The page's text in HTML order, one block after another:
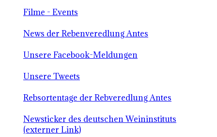
Filme - Events
News der Rebenveredlung Antes
Unsere Facebook-Meldungen
Unsere Tweets
Rebsortentage der Rebveredlung Antes
Newsticker des deutschen Weininstituts
(externer Link)